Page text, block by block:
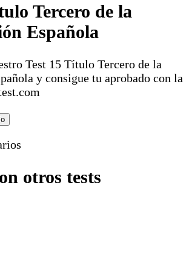
Tercero de la
Española
Test 15 Título Tercero de la
y consigue tu aprobado con la
otros tests